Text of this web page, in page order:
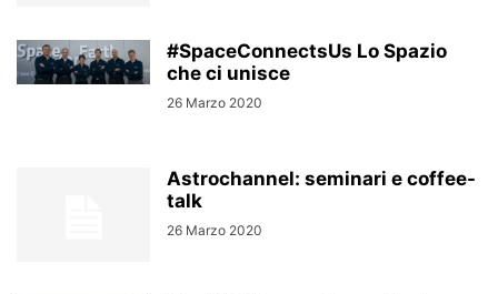
#SpaceConnectsUs Lo Spazio
che ci unisce
26 Marzo 2020
Astrochannel: seminari e coffee-
talk
26 Marzo 2020